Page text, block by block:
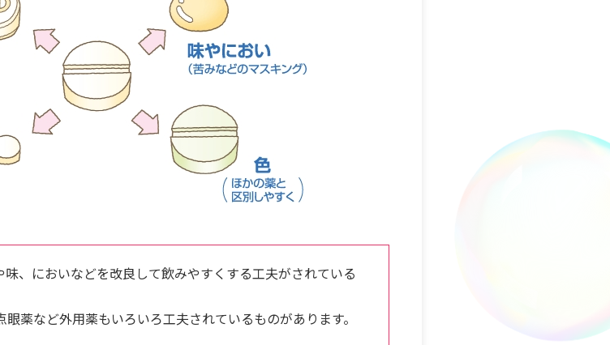
、においなどを改良して飲みやすくする工夫がされている
薬など外用薬もいろいろ工夫されているものがあります。